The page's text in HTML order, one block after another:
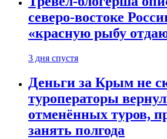
северо-востоке
«красную рыбу
3 дня спустя
Деньги за Крым не
туроператоры
отменённых туров,
занять полгода